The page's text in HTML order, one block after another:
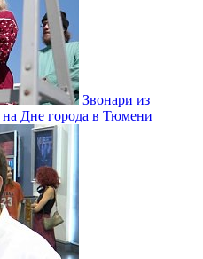
Звонари из
на Дне города в Тюмени